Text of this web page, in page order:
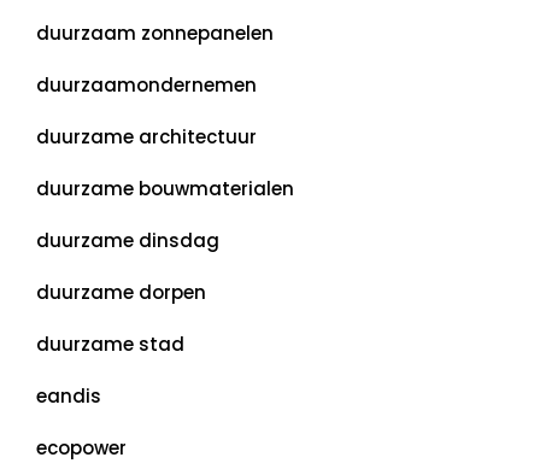
duurzaam zonnepanelen
duurzaamondernemen
duurzame architectuur
duurzame bouwmaterialen
duurzame dinsdag
duurzame dorpen
duurzame stad
eandis
ecopower